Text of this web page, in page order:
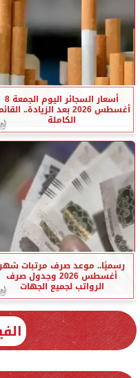
أسعار السجائر اليوم الجمعة 8
أغسطس 2026 بعد الزيادة..
الكاملة
رسميًا.. موعد صرف مرتبات
أغسطس 2026 وجدول صرف
الرواتب لجميع الجهات